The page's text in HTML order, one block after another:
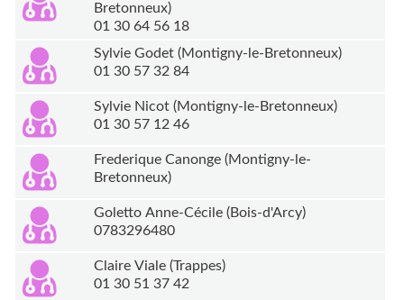
Bretonneux)
01 30 64 56 18
Sylvie Godet (Montigny-le-Bretonneux)
01 30 57 32 84
Sylvie Nicot (Montigny-le-Bretonneux)
01 30 57 12 46
Frederique Canonge (Montigny-le-
Bretonneux)
Goletto Anne-Cécile (Bois-d'Arcy)
0783296480
Claire Viale (Trappes)
01 30 51 37 42